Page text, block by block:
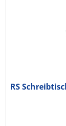
RS